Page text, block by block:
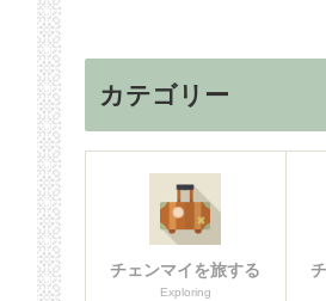
カテゴリー
チェンマイを旅する
Exploring